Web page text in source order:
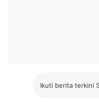
Ikuti berita terkini